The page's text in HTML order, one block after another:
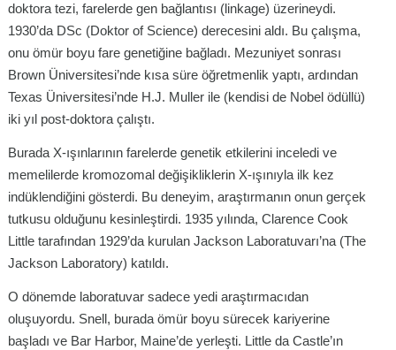
doktora tezi, farelerde gen bağlantısı (linkage) üzerineydi.
1930’da DSc (Doktor of Science) derecesini aldı. Bu çalışma,
onu ömür boyu fare genetiğine bağladı. Mezuniyet sonrası
Brown Üniversitesi’nde kısa süre öğretmenlik yaptı, ardından
Texas Üniversitesi’nde H.J. Muller ile (kendisi de Nobel ödüllü)
iki yıl post-doktora çalıştı.
Burada X-ışınlarının farelerde genetik etkilerini inceledi ve
memelilerde kromozomal değişikliklerin X-ışınıyla ilk kez
indüklendiğini gösterdi. Bu deneyim, araştırmanın onun gerçek
tutkusu olduğunu kesinleştirdi. 1935 yılında, Clarence Cook
Little tarafından 1929’da kurulan Jackson Laboratuvarı’na (The
Jackson Laboratory) katıldı.
O dönemde laboratuvar sadece yedi araştırmacıdan
oluşuyordu. Snell, burada ömür boyu sürecek kariyerine
başladı ve Bar Harbor, Maine’de yerleşti. Little da Castle’ın